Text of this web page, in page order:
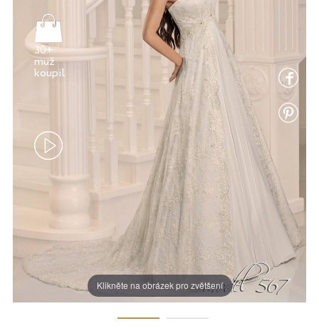
Klikněte na obrázek pro zvětšení
30+
muž